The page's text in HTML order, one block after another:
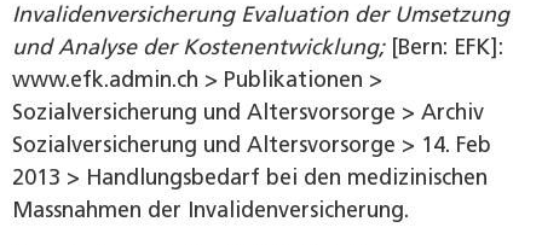
Invalidenversicherung Evaluation der Umsetzung
und Analyse der Kostenentwicklung;[Bern: EFK]:
www.efk.admin.ch > Publikationen >
Sozialversicherung und Altersvorsorge > Archiv
Sozialversicherung und Altersvorsorge > 14. Feb
2013 > Handlungsbedarf bei den medizinischen
Massnahmen der Invalidenversicherung.